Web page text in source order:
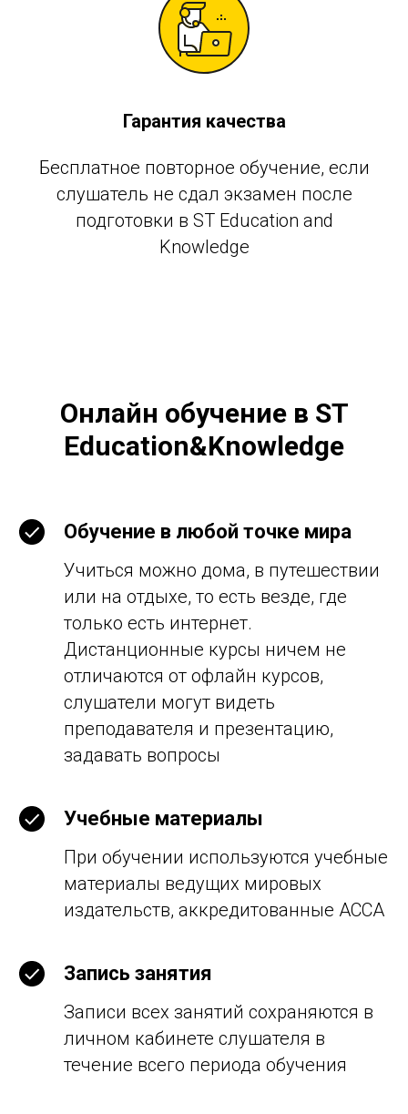
Гарантия качества
Бесплатное повторное обучение, если
слушатель не сдал экзамен после
подготовки в ST Education and
Knowledge
Онлайн обучение в ST
Education&Knowledge
Обучение в любой точке мира
Учиться можно дома, в путешествии
или на отдыхе, то есть везде, где
только есть интернет.
Дистанционные курсы ничем не
отличаются от офлайн курсов,
слушатели могут видеть
преподавателя и презентацию,
задавать вопросы
Учебные материалы
При обучении используются учебные
материалы ведущих мировых
издательств, аккредитованные АССА
Запись занятия
Записи всех занятий сохраняются в
личном кабинете слушателя в
течение всего периода обучения